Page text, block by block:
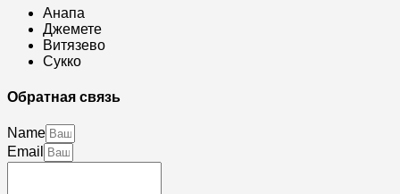
Анапа
Джемете
Витязево
Сукко
Обратная связь
Name
Email